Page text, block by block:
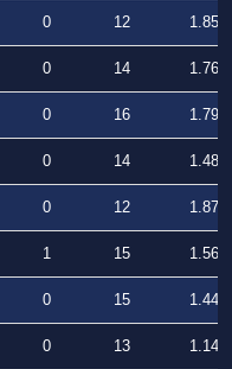
0 12
1.856
0 14
1.762
0 16
1.797
0 14
1.484
0 12
1.871
1 15
1.568
0 15
1.443
0 13
1.145